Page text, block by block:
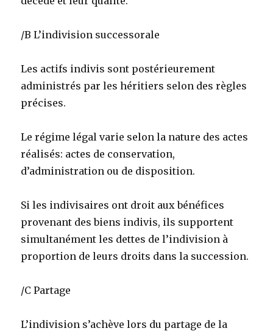
/B L’indivision successorale
Les actifs indivis sont postérieurement
administrés par les héritiers selon des règles
précises.
Le régime légal varie selon la nature des actes
réalisés: actes de conservation,
d’administration ou de disposition.
Si les indivisaires ont droit aux bénéfices
provenant des biens indivis, ils supportent
simultanément les dettes de l’indivision à
proportion de leurs droits dans la succession.
/C Partage
L’indivision s’achève lors du partage de la